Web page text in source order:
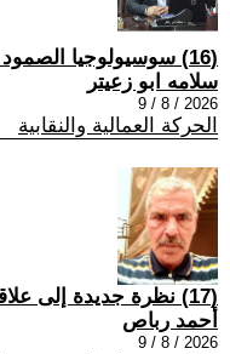
(16) سوسيولوجيا الصمود واقتلاع الطبقة العاملة
سلامه ابو زعيتر
2026 / 8 / 9
الحركة العمالية والنقابية
(17) نظرة جديدة إلى علاقة مارتن هيدغر بالنازية
أحمد رباص
2026 / 8 / 9